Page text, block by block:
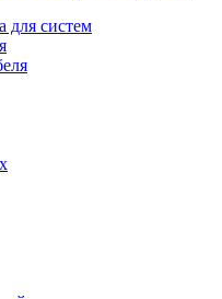
для систем